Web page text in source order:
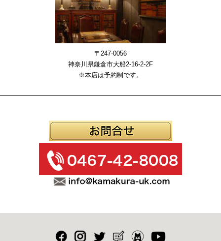
〒247-0056
神奈川県鎌倉市大船2-16-2-2F
※本店は予約制です。